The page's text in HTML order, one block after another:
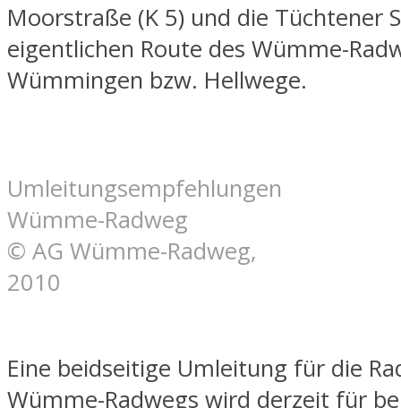
Moorstraße (K 5) und die Tüchtener
eigentlichen Route des Wümme-
Wümmingen bzw. Hellwege.
Umleitungsempfehlungen
Wümme-Radweg
© AG Wümme-Radweg,
2010
Eine beidseitige Umleitung für die
Wümme-Radwegs wird derzeit für